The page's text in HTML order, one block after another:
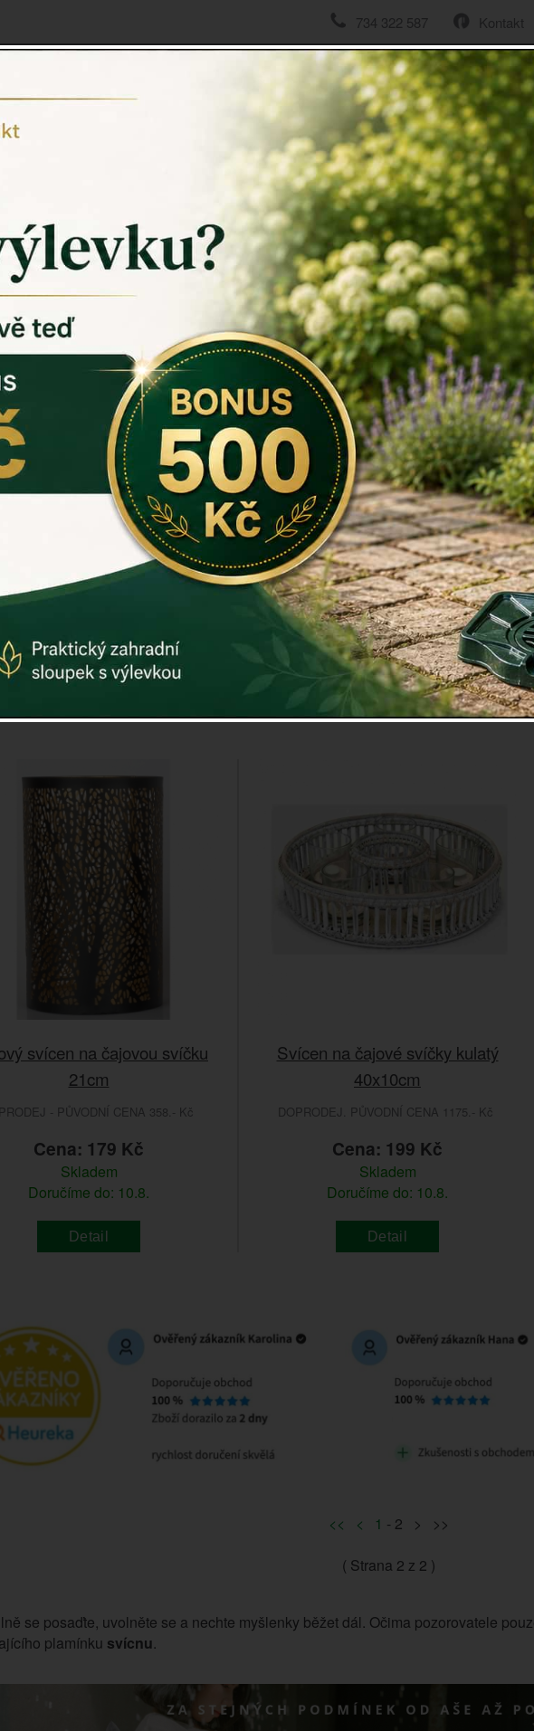
Kontakt
734 322 587
domov
šiška 14,3x13,5x10,7cm
Cena: 575 Kč
Doručíme do: 10.8.
Svícen na čajovou svíčku šiška
12,2x13,5x6,8cm
Cena: 375 Kč
Skladem
Doručíme do: 10.8.
Detail
svícen na čajovou svíčku
21cm
- PŮVODNÍ CENA 358.- Kč
Cena: 179 Kč
Skladem
Doručíme do: 10.8.
Detail
Svícen na čajové svíčky kulatý
40x10cm
DOPRODEJ. PŮVODNÍ CENA 1175.- Kč
Cena: 199 Kč
Skladem
Doručíme do: 10.8.
Detail
<< < 1 - 2 > >>
( Strana 2 z 2 )
se posaďte, uvolněte se a nechte myšlenky běžet dál. Očima pozorovatele
plamínku svícnu.